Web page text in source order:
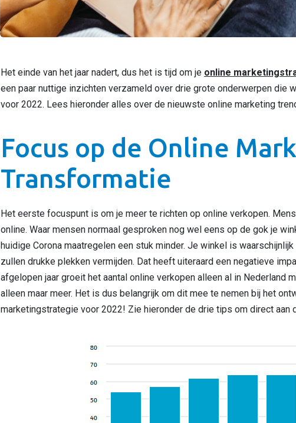
Het einde van het jaar nadert, dus het is tijd om je online
een paar nuttige inzichten verzameld over drie grote onderwerpen die
voor 2022. Lees hieronder alles over de nieuwste online marketing
Focus op de Online
Transformatie
Het eerste focuspunt is om je meer te richten op online verkopen.
online. Waar mensen normaal gesproken nog wel eens op de gok je
huidige Corona maatregelen een stuk minder. Je winkel is
zullen drukke plekken vermijden. Dat heeft uiteraard een negatieve
afgelopen jaar groeit het aantal online verkopen alleen al in Nederland
alleen maar meer. Het is dus belangrijk om dit mee te nemen bij het
marketingstrategie voor 2022! Zie hieronder de drie tips om direct aan